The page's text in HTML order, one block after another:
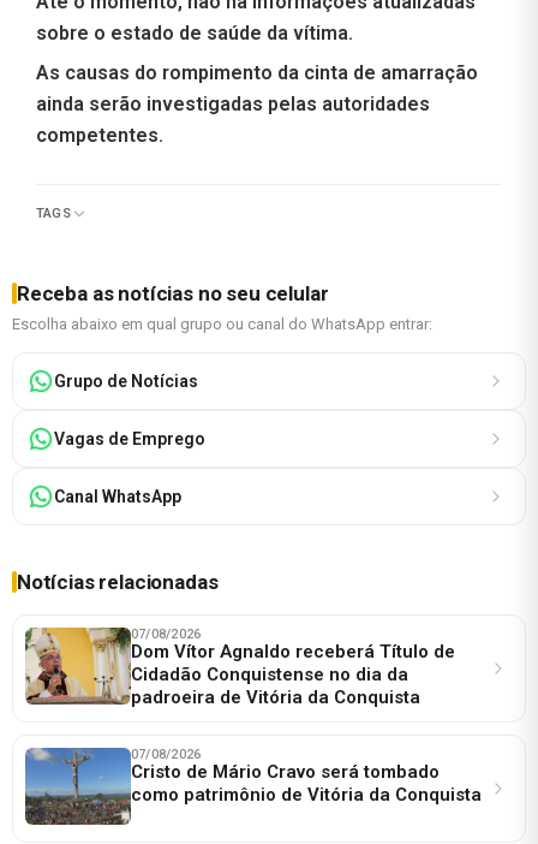
sobre o estado de saúde da vítima.
As causas do rompimento da cinta de amarração
ainda serão investigadas pelas autoridades
competentes.
TAGS
Receba as notícias no seu celular
Escolha abaixo em qual grupo ou canal do WhatsApp entrar:
Grupo de Notícias
Vagas de Emprego
Canal WhatsApp
Notícias relacionadas
07/08/2026
Dom Vítor Agnaldo receberá Título de
Cidadão Conquistense no dia da
padroeira de Vitória da Conquista
07/08/2026
Cristo de Mário Cravo será tombado
como patrimônio de Vitória da Conquista